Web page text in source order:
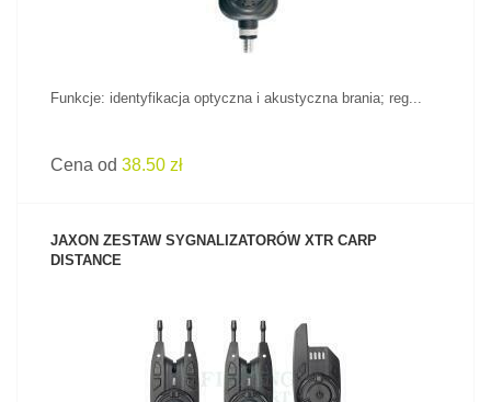
Funkcje: identyfikacja optyczna i akustyczna brania; reg...
Cena od 38.50 zł
JAXON ZESTAW SYGNALIZATORÓW XTR CARP
DISTANCE
ZOBACZ PRODUKT